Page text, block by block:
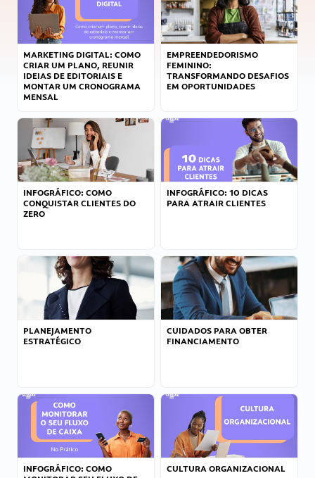
MARKETING DIGITAL: COMO
CRIAR UM PLANO, REUNIR
IDEIAS DE EDITORIAIS E
MONTAR UM CRONOGRAMA
MENSAL
EMPREENDEDORISMO
FEMININO:
TRANSFORMANDO DESAFIOS
EM OPORTUNIDADES
INFOGRÁFICO: COMO
CONQUISTAR CLIENTES DO
ZERO
INFOGRÁFICO: 10 DICAS
PARA ATRAIR CLIENTES
PLANEJAMENTO
ESTRATÉGICO
CUIDADOS PARA OBTER
FINANCIAMENTO
INFOGRÁFICO: COMO
CULTURA ORGANIZACIONAL